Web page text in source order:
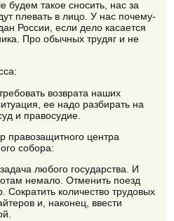
такое сносить, нас за
плевать в лицо. У нас почему-
России, если дело касается
Про обычных трудяг и не
возврата наших
ее надо разбирать на
и правосудие.
центра
собора:
любого государства. И
немало. Отменить поезд
количество трудовых
и, наконец, ввести